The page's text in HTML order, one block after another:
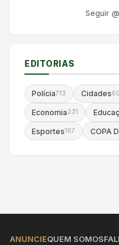
Seguir
EDITORIAS
Polícia713 Cidades
Economia231
Esportes167 COPA
ANUNCIEQUEM SOMOS